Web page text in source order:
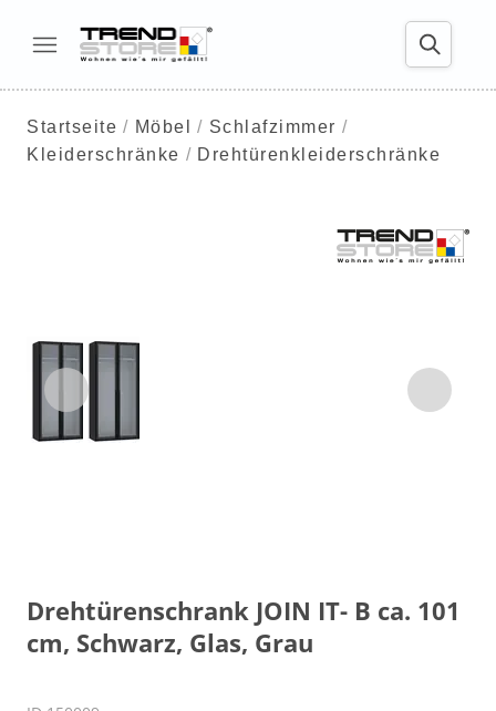
Startseite Möbel
Schlafzimmer
Kleiderschränke
Drehtürenkleiderschränke
Drehtürenschrank JOIN IT- B ca. 101
cm, Schwarz, Glas, Grau